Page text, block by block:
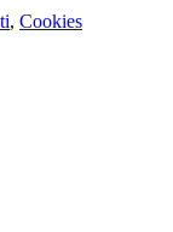
, Cookies